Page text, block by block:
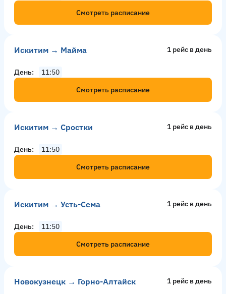
Смотреть расписание
Искитим → Майма 1 рейс в день
День
11:50
Смотреть расписание
Искитим → Сростки 1 рейс в день
День
11:50
Смотреть расписание
Искитим → Усть-Сема 1 рейс в день
День
11:50
Смотреть расписание
Новокузнецк → Горно-Алтайск 1 рейс в день